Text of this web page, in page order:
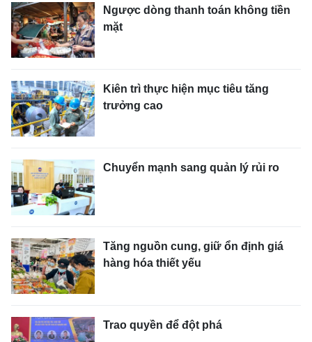
Ngược dòng thanh toán không tiền
mặt
Kiên trì thực hiện mục tiêu tăng
trưởng cao
Chuyển mạnh sang quản lý rủi ro
Tăng nguồn cung, giữ ổn định giá
hàng hóa thiết yếu
Trao quyền để đột phá